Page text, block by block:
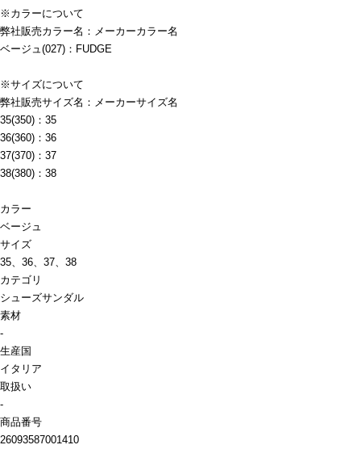
※カラーについて
弊社販売カラー名：メーカーカラー名
ベージュ(027)：FUDGE
※サイズについて
弊社販売サイズ名：メーカーサイズ名
35(350)：35
36(360)：36
37(370)：37
38(380)：38
カラー
ベージュ
サイズ
35、36、37、38
カテゴリ
シューズサンダル
素材
-
生産国
イタリア
取扱い
-
商品番号
26093587001410